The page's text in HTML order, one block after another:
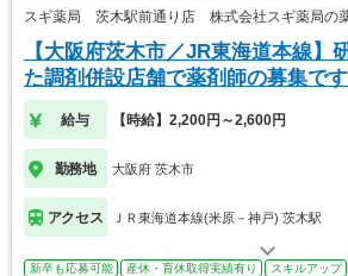
スギ薬局 茨木駅前通り店 株式会社スギ薬局の
【大阪府茨木市／JR東海道本線】
た調剤併設店舗で薬剤師の募集です
給与 【時給】2,200円～2,600円
勤務地 大阪府 茨木市
アクセス ＪＲ東海道本線(米原－神戸) 茨木駅
新卒も応募可能 産休・育休取得実績有り スキルアップ